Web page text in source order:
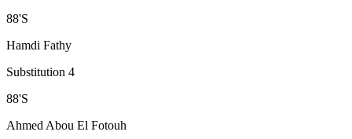
88'S
Hamdi Fathy
Substitution 4
88'S
Ahmed Abou El Fotouh